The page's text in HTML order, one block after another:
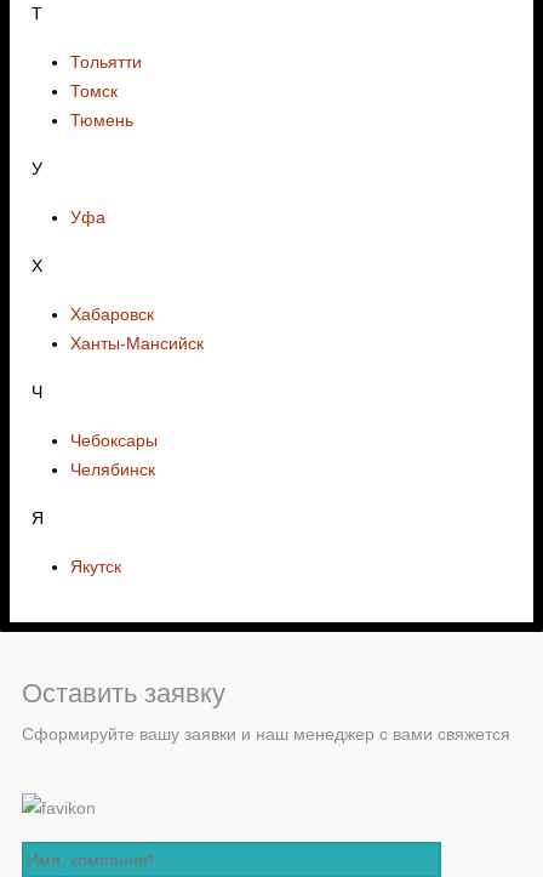
Т
Тольятти
Томск
Тюмень
У
Уфа
Х
Хабаровск
Ханты-Мансийск
Ч
Чебоксары
Челябинск
Я
Якутск
Оставить заявку
Сформируйте вашу заявки и наш менеджер с вами свяжется